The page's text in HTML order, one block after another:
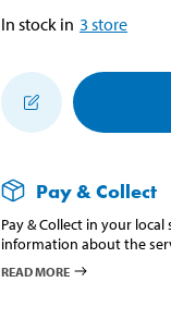
In stock in 3 store
Pay & Collect
Pay & Collect in your
information about the
READ MORE